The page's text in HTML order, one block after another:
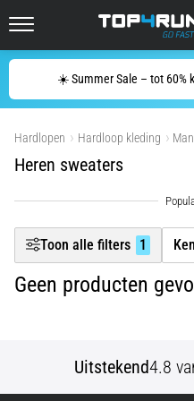
☀️ Summer Sale – tot 60%
zin
samenvatten:
pijn,
het
is
waard!
Welke
voordelen
biedt
het,
6 min. lezen
Hardlopen Hardloop kleding
Heren sweaters
Toon alle filters 1
Filtr
Geen producten
Uitstekend4.8